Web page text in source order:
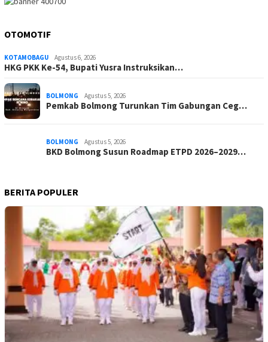
OTOMOTIF
KOTAMOBAGU Agustus 6, 2026
HKG PKK Ke-54, Bupati Yusra Instruksikan…
BOLMONG Agustus 5, 2026
Pemkab Bolmong Turunkan Tim Gabungan Ceg…
BOLMONG Agustus 5, 2026
BKD Bolmong Susun Roadmap ETPD 2026–2029…
BERITA POPULER